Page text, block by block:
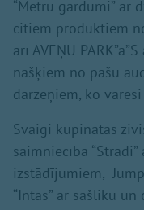
“Mētru gardumi” ar
citiem produktiem
arī AVEŅU
našķiem no pašu
dārzeņiem, ko
Svaigi kūpinātas
saimniecība
izstādījumiem,
“Intas” ar sašliku